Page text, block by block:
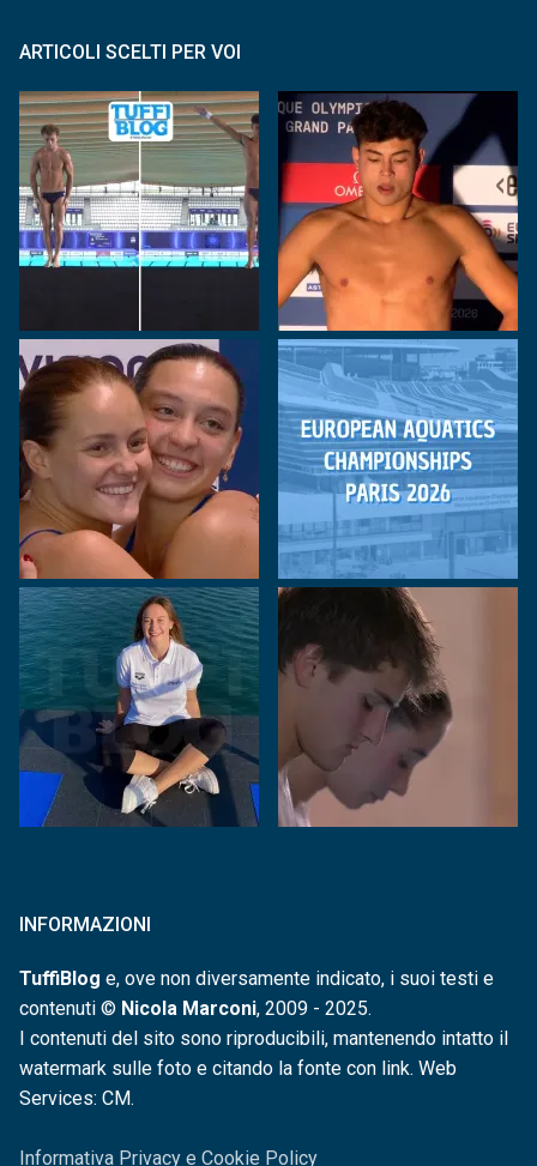
ARTICOLI SCELTI PER VOI
INFORMAZIONI
TuffiBlog e, ove non diversamente indicato, i suoi testi e
contenuti © Nicola Marconi, 2009 - 2025.
I contenuti del sito sono riproducibili, mantenendo intatto il
watermark sulle foto e citando la fonte con link. Web
Services: CM.
Informativa Privacy e Cookie Policy